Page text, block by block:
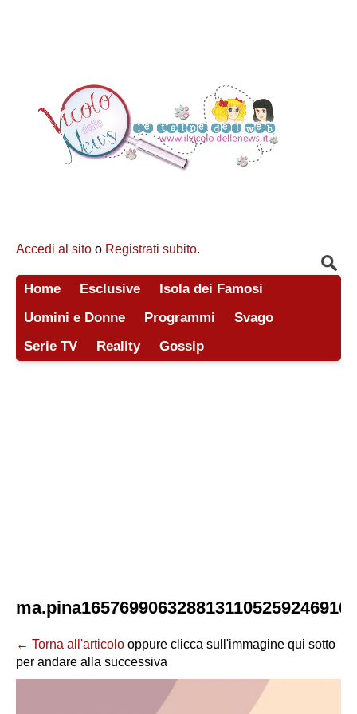
Accedi al sito o Registrati subito.
Home Esclusive
Isola dei Famosi
Uomini e Donne
Programmi
Svago
Serie TV
Reality Gossip
← Torna all'articolo oppure clicca sull'immagine qui sotto
per andare alla successiva